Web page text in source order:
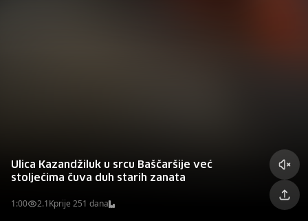
Ulica Kazandžiluk u srcu Baščaršije već
stoljećima čuva duh starih zanata
1:00 2.1Kprije 251 dana